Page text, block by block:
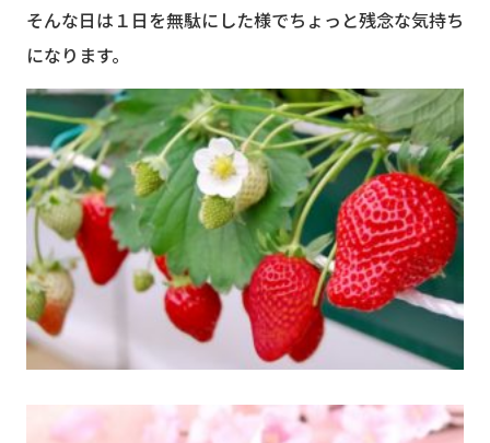
そんな日は１日を無駄にした様でちょっと残念な気持ち
になります。